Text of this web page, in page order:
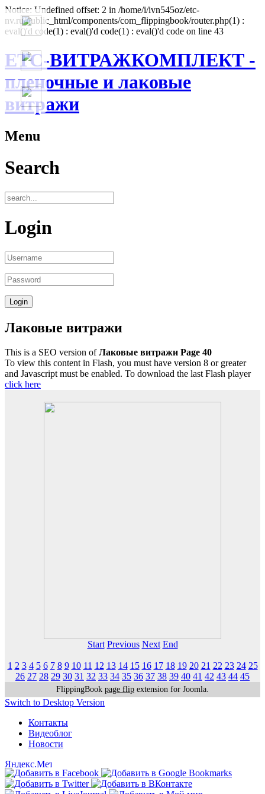
Notice: Undefined offset: 2 in /home/i/ivn545oz/etc-
nv.ru/public_html/components/com_flippingbook/router.php(1) :
eval()'d code(1) : eval()'d code(1) : eval()'d code on line 43
ЕТС-ВИТРАЖКОМПЛЕКТ -
пленочные и лаковые
витражи
Menu
Search
Login
Лаковые витражи
This is a SEO version ofЛаковые витражи Page 40
To view this content in Flash, you must have version 8 or greater
and Javascript must be enabled. To download the last Flash player
click here
Start Previous Next End
1 2 3 4 5 6 7 8 9 10 11 12 13 14 15 16 17 18 19 20 21 22 23 24 25
26 27 28 29 30 31 32 33 34 35 36 37 38 39 40 41 42 43 44 45
FlippingBook page flip extension for Joomla.
Switch to Desktop Version
Контакты
Видеоблог
Новости